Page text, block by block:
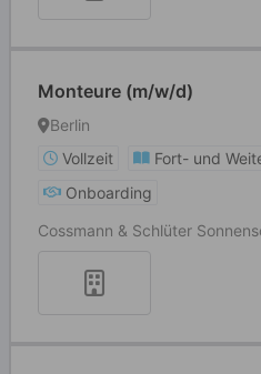
Monteure (m/w/d)
Berlin
Vollzeit
Fort- und
Onboarding
Cossmann & Schlüter